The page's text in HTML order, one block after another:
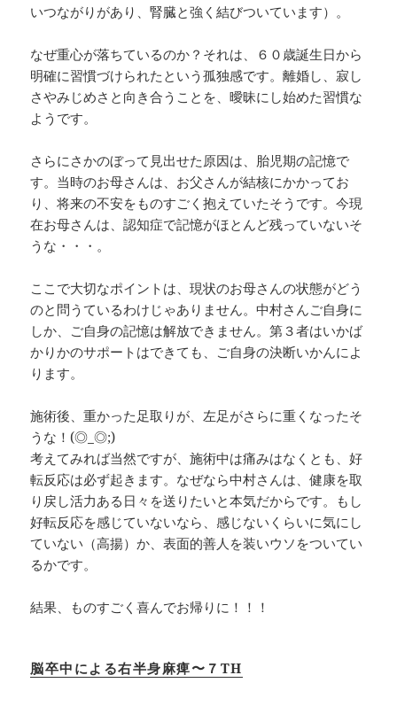
いつながりがあり、腎臓と強く結びついています）。
なぜ重心が落ちているのか？それは、６０歳誕生日から
明確に習慣づけられたという孤独感です。離婚し、寂し
さやみじめさと向き合うことを、曖昧にし始めた習慣な
ようです。
さらにさかのぼって見出せた原因は、胎児期の記憶で
す。当時のお母さんは、お父さんが結核にかかってお
り、将来の不安をものすごく抱えていたそうです。今現
在お母さんは、認知症で記憶がほとんど残っていないそ
うな・・・。
ここで大切なポイントは、現状のお母さんの状態がどう
のと問うているわけじゃありません。中村さんご自身に
しか、ご自身の記憶は解放できません。第３者はいかば
かりかのサポートはできても、ご自身の決断いかんによ
ります。
施術後、重かった足取りが、左足がさらに重くなったそ
うな！(◎_◎;)
考えてみれば当然ですが、施術中は痛みはなくとも、好
転反応は必ず起きます。なぜなら中村さんは、健康を取
り戻し活力ある日々を送りたいと本気だからです。もし
好転反応を感じていないなら、感じないくらいに気にし
ていない（高揚）か、表面的善人を装いウソをついてい
るかです。
結果、ものすごく喜んでお帰りに！！！
脳卒中による右半身麻痺〜７TH